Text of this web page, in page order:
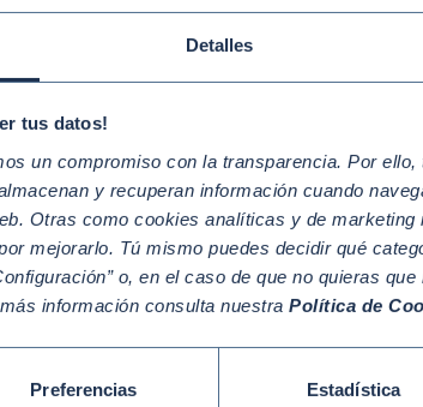
Detalles
tus datos!
un compromiso con la transparencia. Por
y recuperan información cuando
Otras como cookies analíticas y de marketing
mejorarlo. Tú mismo puedes decidir qué
o, en el caso de que no quieras
información consulta nuestra Política de
Preferencias Estadística
Principios del Pacto Mundial
participantes
Progreso
de Cookies Política de Privacidad Aviso